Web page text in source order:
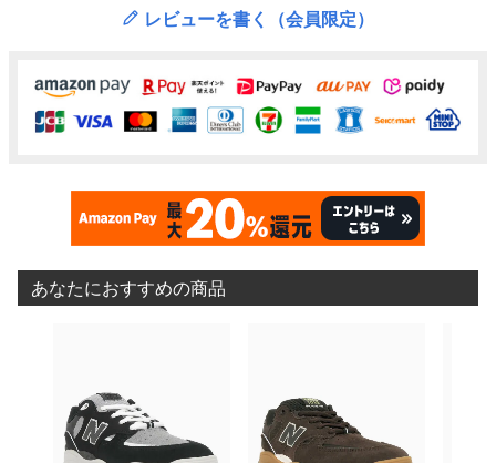
レビューを書く（会員限定）
あなたにおすすめの商品